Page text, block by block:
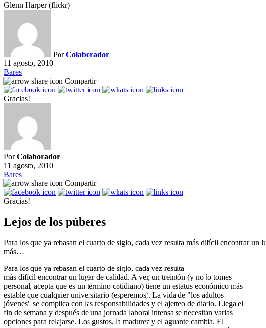
Glenn Harper (flickr)
PorColaborador
11 agosto, 2010
Bares
Compartir
Gracias!
PorColaborador
11 agosto, 2010
Bares
Compartir
Gracias!
Lejos de los púberes
Para los que ya rebasan el cuarto de siglo, cada vez resulta más difícil encontrar
más…
Para los que ya rebasan el cuarto de siglo, cada vez resulta
más difícil encontrar un lugar de calidad. A ver, un treintón (y no lo tomes
personal, acepta que es un término cotidiano) tiene un estatus económico más
estable que cualquier universitario (esperemos). La vida de "los adultos
jóvenes" se complica con las responsabilidades y el ajetreo de diario. Llega el
fin de semana y después de una jornada laboral intensa se necesitan varias
opciones para relajarse. Los gustos, la madurez y el aguante cambia. El